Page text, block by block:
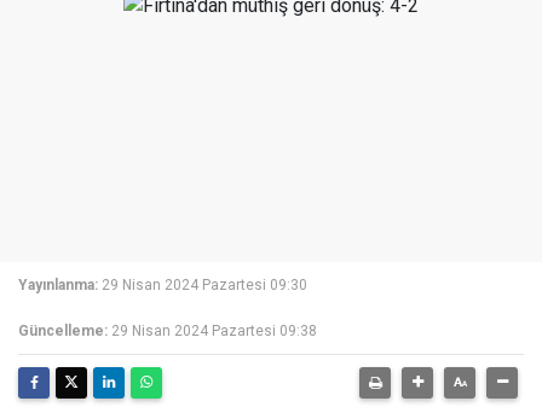
Yayınlanma: 29 Nisan 2024 Pazartesi 09:30
Güncelleme: 29 Nisan 2024 Pazartesi 09:38